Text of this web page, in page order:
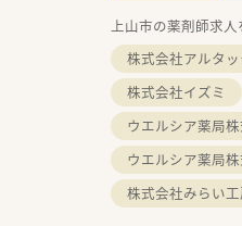
上山市の薬剤師求
株式会社アルタッ
株式会社イズミ
ウエルシア薬局
ウエルシア薬局
株式会社みらい